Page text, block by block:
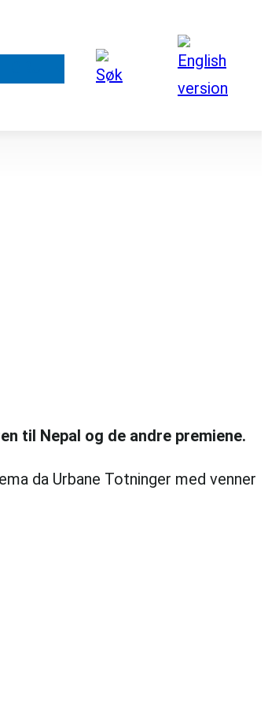
til Nepal og de andre premiene.
da Urbane Totninger med venner